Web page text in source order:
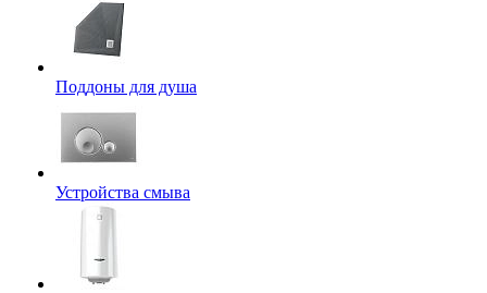
Поддоны для душа
Устройства смыва